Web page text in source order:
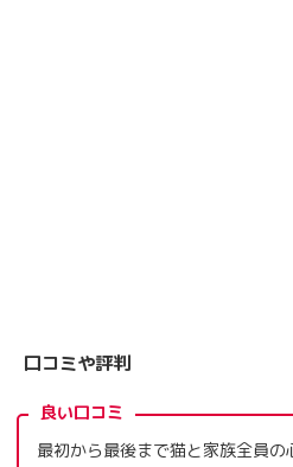
口コミや評判
良い口コミ
最初から最後まで猫と家族全員